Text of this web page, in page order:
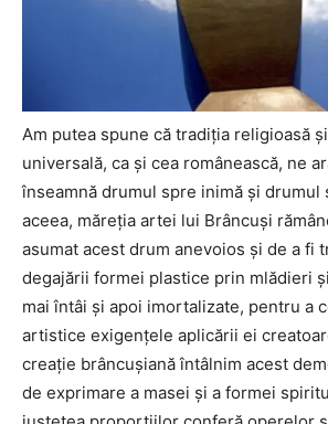
Am putea spune că tradiţia religioasă
universală, ca şi cea românească, ne
înseamnă drumul spre inimă şi drumul
aceea, măreţia artei lui Brâncuşi
asumat acest drum anevoios şi de a fi
degajării formei plastice prin mlădieri
mai întâi şi apoi imortalizate, pentru a
artistice exigenţele aplicării ei
creaţie brâncuşiană întâlnim acest
de exprimare a masei şi a formei